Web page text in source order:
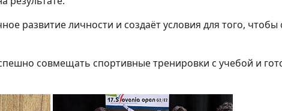
развитие личности и создаёт условия для того,
совмещать спортивные тренировки с учебой и